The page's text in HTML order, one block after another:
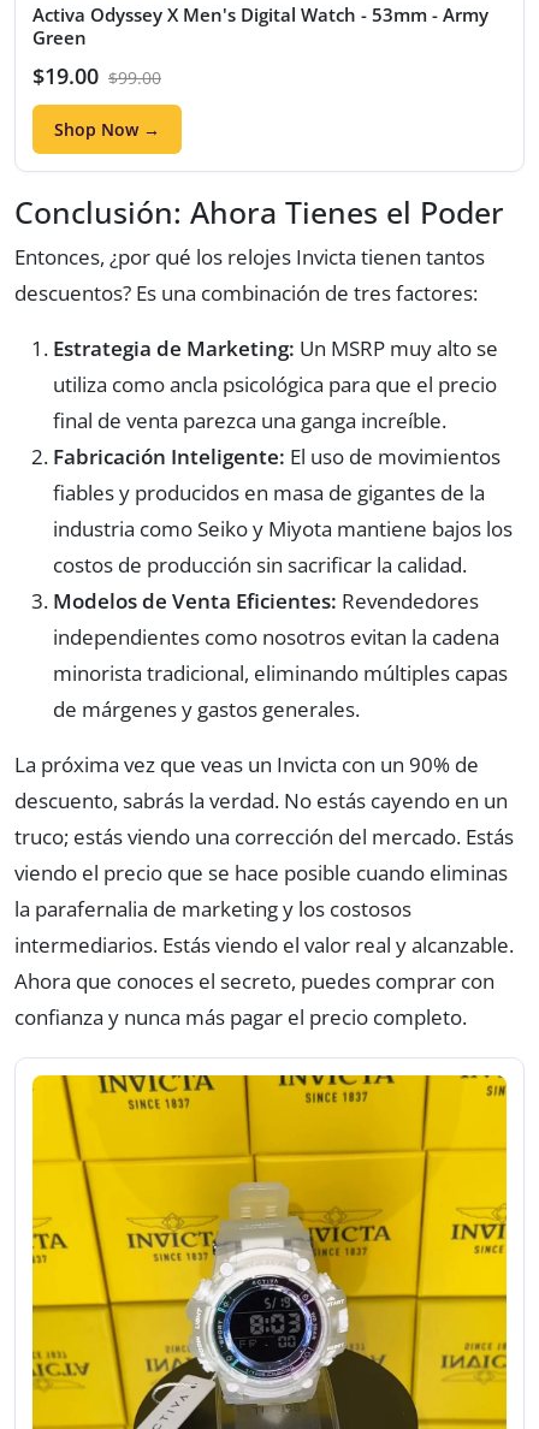
Activa Odyssey X Men's Digital Watch - 53mm - Army
Green
$19.00 $99.00
Shop Now →
Conclusión: Ahora Tienes el Poder
Entonces, ¿por qué los relojes Invicta tienen tantos
descuentos? Es una combinación de tres factores:
Estrategia de Marketing: Un MSRP muy alto se
utiliza como ancla psicológica para que el precio
final de venta parezca una ganga increíble.
Fabricación Inteligente: El uso de movimientos
fiables y producidos en masa de gigantes de la
industria como Seiko y Miyota mantiene bajos los
costos de producción sin sacrificar la calidad.
Modelos de Venta Eficientes: Revendedores
independientes como nosotros evitan la cadena
minorista tradicional, eliminando múltiples capas
de márgenes y gastos generales.
La próxima vez que veas un Invicta con un 90% de
descuento, sabrás la verdad. No estás cayendo en un
truco; estás viendo una corrección del mercado. Estás
viendo el precio que se hace posible cuando eliminas
la parafernalia de marketing y los costosos
intermediarios. Estás viendo el valor real y alcanzable.
Ahora que conoces el secreto, puedes comprar con
confianza y nunca más pagar el precio completo.